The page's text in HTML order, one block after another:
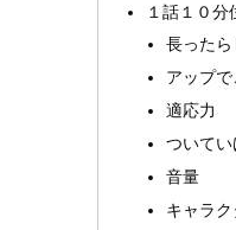
１話１０分
長った
アップ
適応力
ついて
音量
キャラ